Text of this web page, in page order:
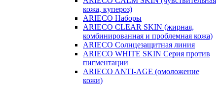
кожа, купероз)
ARIECO Наборы
ARIECO CLEAR SKIN (жирная,
комбинированная и проблемная кожа)
ARIECO Солнцезащитная линия
ARIECO WHITE SKIN Серия против
пигментации
ARIECO ANTI-AGE (омоложение
кожи)